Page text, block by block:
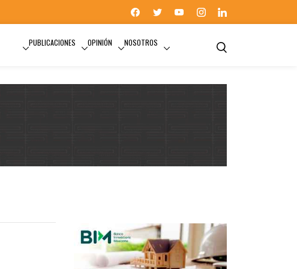
PUBLICACIONES OPINIÓN NOSOTROS